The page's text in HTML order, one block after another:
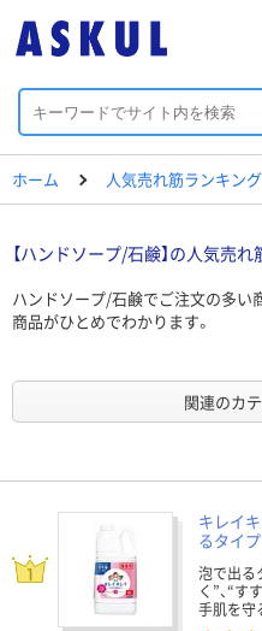
ホーム 人気売れ筋ランキング
【ハンドソープ/石鹸】の人気売
ハンドソープ/石鹸でご注文の多い
商品がひとめでわかります。
関連のカ
キレイ
るタイプ
泡で出る
く”、“す
手肌を守